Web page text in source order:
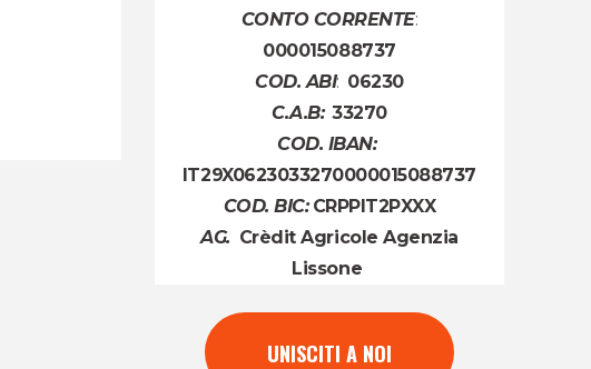
CONTO CORRENTE:
000015088737
COD. ABI: 06230
C.A.B: 33270
COD. IBAN:
IT29X0623033270000015088737
COD. BIC: CRPPIT2PXXX
AG. Crèdit Agricole Agenzia
Lissone
UNISCITI A NOI